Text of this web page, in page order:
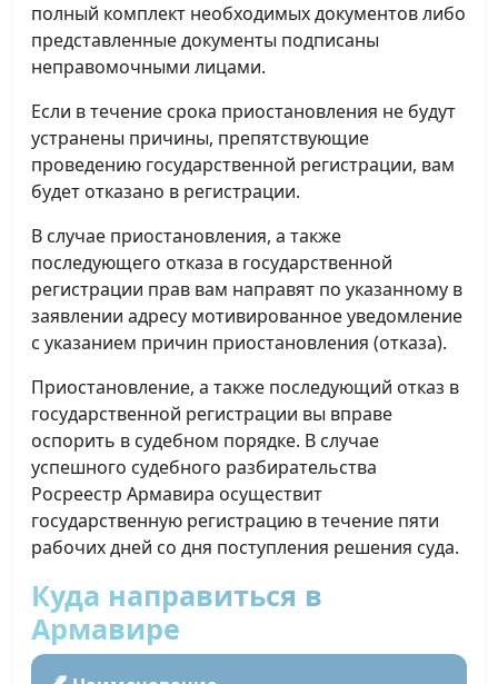
полный комплект необходимых документов либо
представленные документы подписаны
неправомочными лицами.
Если в течение срока приостановления не будут
устранены причины, препятствующие
проведению государственной регистрации, вам
будет отказано в регистрации.
В случае приостановления, а также
последующего отказа в государственной
регистрации прав вам направят по указанному в
заявлении адресу мотивированное уведомление
с указанием причин приостановления (отказа).
Приостановление, а также последующий отказ в
государственной регистрации вы вправе
оспорить в судебном порядке. В случае
успешного судебного разбирательства
Росреестр Армавира осуществит
государственную регистрацию в течение пяти
рабочих дней со дня поступления решения суда.
Куда направиться в
Армавире